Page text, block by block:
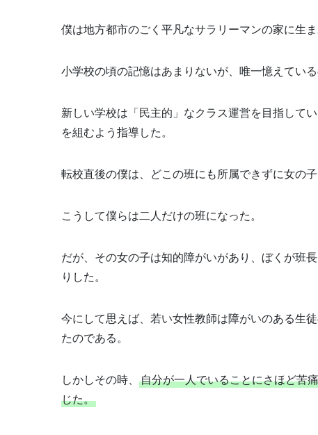
僕は地方都市のごく平凡なサラリーマンの家に生ま
小学校の頃の記憶はあまりないが、唯一憶えてい
新しい学校は「民主的」なクラス運営を目指して
を組むよう指導した。
転校直後の僕は、どこの班にも所属できずに女の
こうして僕らは二人だけの班になった。
だが、その女の子は知的障がいがあり、ぼくが班
りした。
今にして思えば、若い女性教師は障がいのある生
たのである。
しかしその時、 自分が一人でいることにさほど苦
じた。